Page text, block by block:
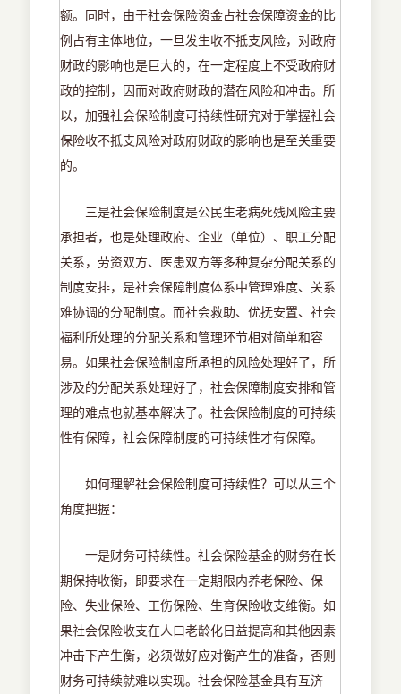
额。同时，由于社会保险资金占社会保障资金的比
例占有主体地位，一旦发生收不抵支风险，对政府
财政的影响也是巨大的，在一定程度上不受政府财
政的控制，因而对政府财政的潜在风险和冲击。所
以，加强社会保险制度可持续性研究对于掌握社会
保险收不抵支风险对政府财政的影响也是至关重要
的。
三是社会保险制度是公民生老病死残风险主要
承担者，也是处理政府、企业（单位）、职工分配
关系，劳资双方、医患双方等多种复杂分配关系的
制度安排，是社会保障制度体系中管理难度、关系
难协调的分配制度。而社会救助、优抚安置、社会
福利所处理的分配关系和管理环节相对简单和容
易。如果社会保险制度所承担的风险处理好了，所
涉及的分配关系处理好了，社会保障制度安排和管
理的难点也就基本解决了。社会保险制度的可持续
性有保障，社会保障制度的可持续性才有保障。
如何理解社会保险制度可持续性？可以从三个
角度把握：
一是财务可持续性。社会保险基金的财务在长
期保持收衡，即要求在一定期限内养老保险、保
险、失业保险、工伤保险、生育保险收支维衡。如
果社会保险收支在人口老龄化日益提高和其他因素
冲击下产生衡，必须做好应对衡产生的准备，否则
财务可持续就难以实现。社会保险基金具有互济